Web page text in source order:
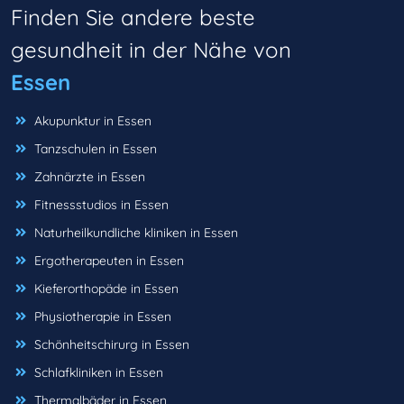
Finden Sie andere beste
gesundheit in der Nähe von
Essen
Akupunktur in Essen
Tanzschulen in Essen
Zahnärzte in Essen
Fitnessstudios in Essen
Naturheilkundliche kliniken in Essen
Ergotherapeuten in Essen
Kieferorthopäde in Essen
Physiotherapie in Essen
Schönheitschirurg in Essen
Schlafkliniken in Essen
Thermalbäder in Essen